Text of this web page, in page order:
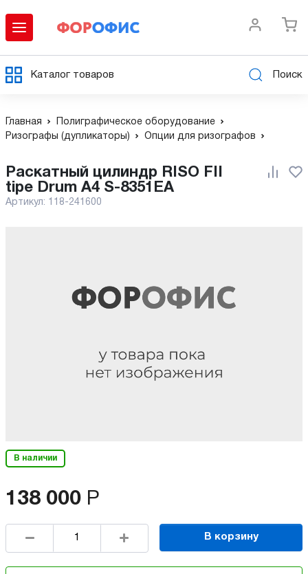
Каталог товаров Поиск
Главная
Полиграфическое оборудование
Ризографы (дупликаторы)
Опции для ризографов
Раскатный цилиндр RISO FII
tipe Drum A4 S-8351EA
Артикул: 118-241600
В наличии
138 000 Р
В корзину